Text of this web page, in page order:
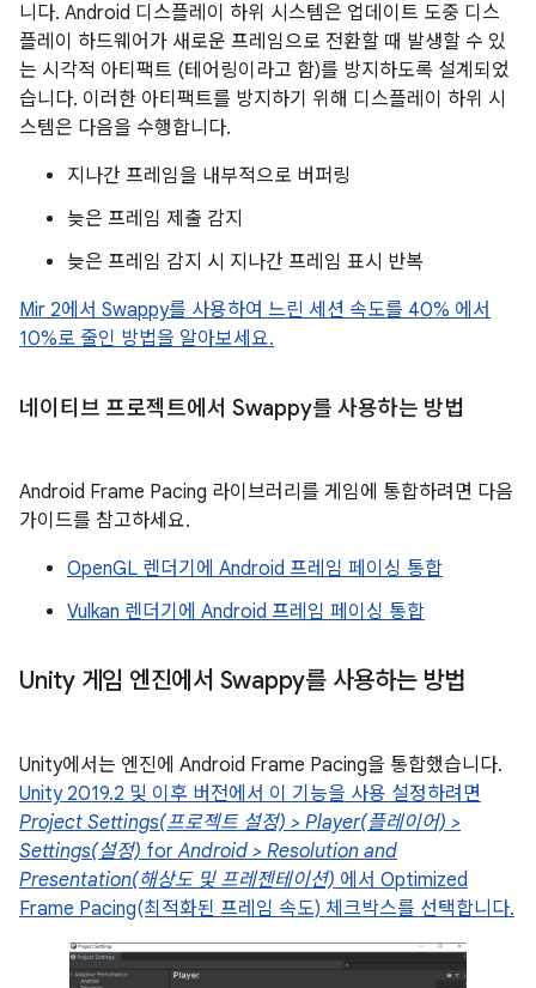
니다. Android 디스플레이 하위 시스템은 업데이트 도중 디스
플레이 하드웨어가 새로운 프레임으로 전환할 때 발생할 수 있
는 시각적 아티팩트 (테어링이라고 함)를 방지하도록 설계되었
습니다. 이러한 아티팩트를 방지하기 위해 디스플레이 하위 시
스템은 다음을 수행합니다.
지나간 프레임을 내부적으로 버퍼링
늦은 프레임 제출 감지
늦은 프레임 감지 시 지나간 프레임 표시 반복
Mir 2에서 Swappy를 사용하여 느린 세션 속도를 40% 에서
10%로 줄인 방법을 알아보세요.
네이티브 프로젝트에서 Swappy를 사용하는 방법
Android Frame Pacing 라이브러리를 게임에 통합하려면 다음
가이드를 참고하세요.
OpenGL 렌더기에 Android 프레임 페이싱 통합
Vulkan 렌더기에 Android 프레임 페이싱 통합
Unity 게임 엔진에서 Swappy를 사용하는 방법
Unity에서는 엔진에 Android Frame Pacing을 통합했습니다.
Unity 2019.2 및 이후 버전에서 이 기능을 사용 설정하려면
Project Settings(프로젝트 설정) > Player(플레이어) >
Settings(설정) forAndroid > Resolution and
Presentation(해상도 및 프레젠테이션) 에서 Optimized
Frame Pacing(최적화된 프레임 속도) 체크박스를 선택합니다.